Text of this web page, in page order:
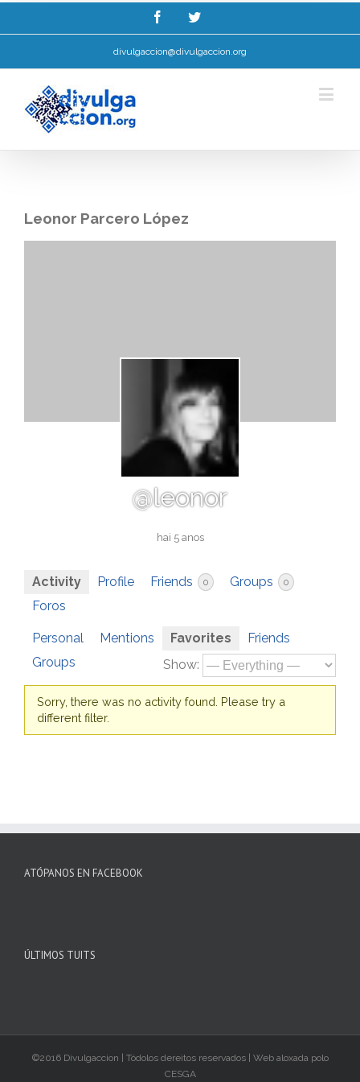
divulgaccion@divulgaccion.org
Leonor Parcero López
@leonor
hai 5 anos
Activity Profile Friends 0 Groups 0
Foros
Personal Mentions Favorites
Friends
Groups
Show:
Sorry, there was no activity found. Please try a
different filter.
ATÓPANOS EN FACEBOOK
ÚLTIMOS TUITS
©2016 Divulgaccion | Tódolos dereitos reservados | Web aloxada polo
CESGA
Esta web utiliza cookies para mellorar a súa experiencia de navegación.